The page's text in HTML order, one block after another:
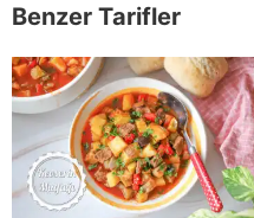
Benzer Tarifler